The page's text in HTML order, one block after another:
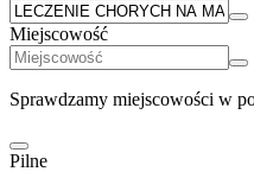
Miejscowość
Sprawdzamy miejscowości w
Pilne